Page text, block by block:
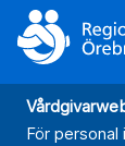
För